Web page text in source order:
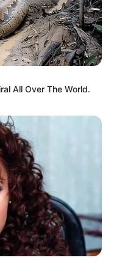
NOTICIAS MEDELLÍN
que le
informado, por
de Alerta.
All Over The World.